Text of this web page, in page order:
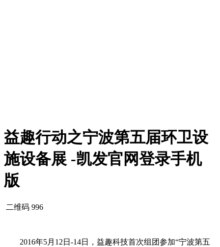
益趣行动之宁波第五届环卫设
施设备展 -凯发官网登录手机
版
二维码 996
2016年5月12日-14日，益趣科技首次组团参加“宁波第五